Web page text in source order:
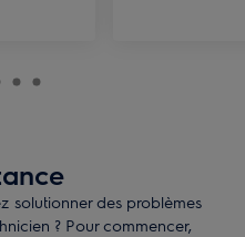
solutionner des problèmes
? Pour commencer,